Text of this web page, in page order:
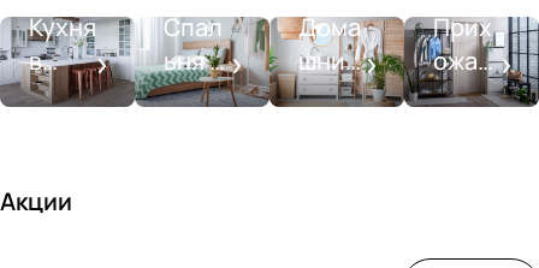
Кухня
в
стиле
Спал
ьня в
совре
Дома
шний
SPA-
Прих
ожая
со
Акции